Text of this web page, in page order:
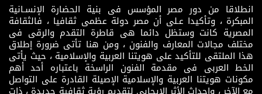
انطلاقا من دور مصر المؤسس فى بنية الحضارة الإنسـانية
المبكرة ، وتأكيدا عـلى أن مصر دولة عظمى ثقافيا ، فالثقافة
المصرية كانت وستظل دائما هى قاطرة التقدم والرقى فى
مختلف مجالات المعارف والفنون ، ومن هنا تأتى ضرورة إطلاق
هذا الملتقى للتأكيد على هويتنا العربية والإسلامية ، حيث يأتى
الخط العربى فى مقدمة الفنون الراسخة باعتباره أحد أهم
مكونات هويتنا العربية والإسلامية الإصيلة القادرة على التواصل